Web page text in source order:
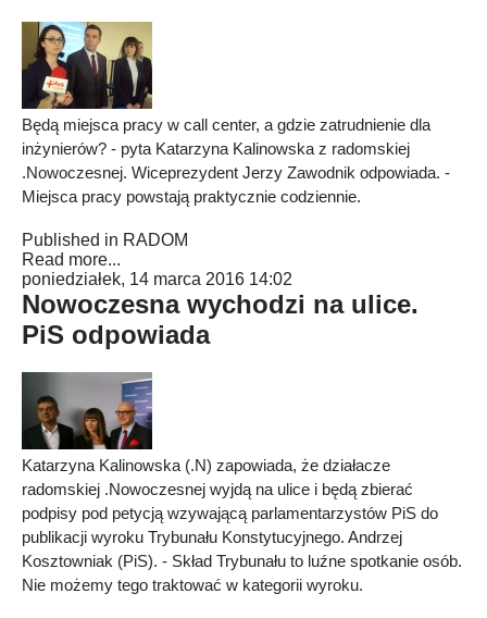
Będą miejsca pracy w call center, a gdzie zatrudnienie dla
inżynierów? - pyta Katarzyna Kalinowska z radomskiej
.Nowoczesnej. Wiceprezydent Jerzy Zawodnik odpowiada. -
Miejsca pracy powstają praktycznie codziennie.
Published in RADOM
Read more...
poniedziałek, 14 marca 2016 14:02
Nowoczesna wychodzi na ulice.
PiS odpowiada
Katarzyna Kalinowska (.N) zapowiada, że działacze
radomskiej .Nowoczesnej wyjdą na ulice i będą zbierać
podpisy pod petycją wzywającą parlamentarzystów PiS do
publikacji wyroku Trybunału Konstytucyjnego. Andrzej
Kosztowniak (PiS). - Skład Trybunału to luźne spotkanie osób.
Nie możemy tego traktować w kategorii wyroku.